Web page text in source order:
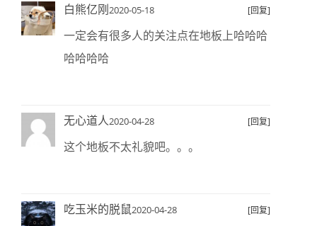
白熊亿刚2020-05-18 [回复]
一定会有很多人的关注点在地板上哈哈哈
哈哈哈哈
无心道人2020-04-28 [回复]
这个地板不太礼貌吧。。。
吃玉米的脱鼠2020-04-28 [回复]